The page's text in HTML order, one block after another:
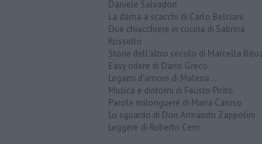
Daniele Salvadori
La dama a scacchi di Carlo Belciani
Due chiacchiere in cucina di Sabrina
Rossello
Storie dell'altro secolo di Marcella
Easy ridere di Dario Greco
Legami d'amore di Malena ...
Musica e dintorni di Fausto Pirìto
Parole milonguere di Maria Caruso
Lo sguardo di Don Armando Zappolini
Leggere di Roberto Cerri